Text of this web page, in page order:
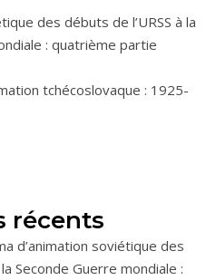
des débuts de l’URSS à la
: quatrième partie
tchécoslovaque : 1925-
récents
d’animation soviétique des
Seconde Guerre mondiale :